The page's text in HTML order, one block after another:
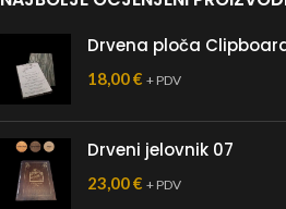
Drvena ploča
18,00€ + PDV
Drveni jelovnik 07
23,00€ + PDV